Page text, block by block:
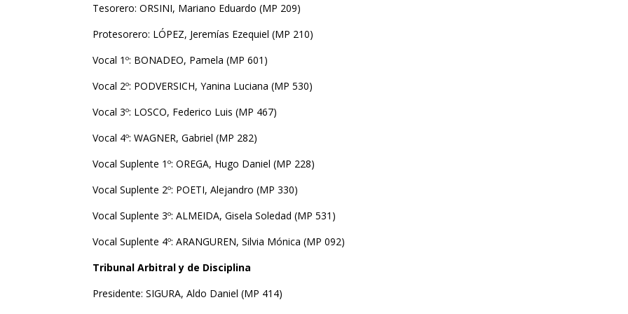
Tesorero: ORSINI, Mariano Eduardo (MP 209)
Protesorero: LÓPEZ, Jeremías Ezequiel (MP 210)
Vocal 1º: BONADEO, Pamela (MP 601)
Vocal 2º: PODVERSICH, Yanina Luciana (MP 530)
Vocal 3º: LOSCO, Federico Luis (MP 467)
Vocal 4º: WAGNER, Gabriel (MP 282)
Vocal Suplente 1º: OREGA, Hugo Daniel (MP 228)
Vocal Suplente 2º: POETI, Alejandro (MP 330)
Vocal Suplente 3º: ALMEIDA, Gisela Soledad (MP 531)
Vocal Suplente 4º: ARANGUREN, Silvia Mónica (MP 092)
Tribunal Arbitral y de Disciplina
Presidente: SIGURA, Aldo Daniel (MP 414)